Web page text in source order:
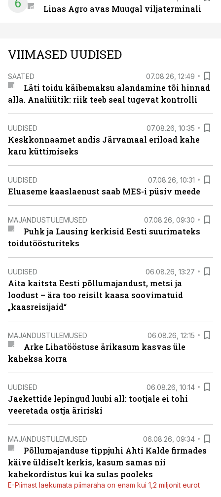
Linas Agro avas Muugal viljaterminali
VIIMASED UUDISED
SAATED 07.08.26, 12:49
Läti toidu käibemaksu alandamine tõi hinnad
alla. Analüütik: riik teeb seal tugevat kontrolli
UUDISED 07.08.26, 10:35
Keskkonnaamet andis Järvamaal eriload kahe
karu küttimiseks
UUDISED 07.08.26, 10:31
Eluaseme kaaslaenust saab MES-i püsiv meede
MAJANDUSTULEMUSED 07.08.26, 09:30
Puhk ja Lausing kerkisid Eesti suurimateks
toidutöösturiteks
UUDISED 06.08.26, 13:27
Aita kaitsta Eesti põllumajandust, metsi ja
loodust – ära too reisilt kaasa soovimatuid
„kaasreisijaid“
MAJANDUSTULEMUSED 06.08.26, 12:15
Arke Lihatööstuse ärikasum kasvas üle
kaheksa korra
UUDISED 06.08.26, 10:14
Jaekettide lepingud luubi all: tootjale ei tohi
veeretada ostja äririski
MAJANDUSTULEMUSED 06.08.26, 09:34
Põllumajanduse tippjuhi Ahti Kalde firmades
käive üldiselt kerkis, kasum samas nii
kahekordistus kui ka sulas pooleks
E-Piimast laekumata piimaraha on enam kui 1,2 miljonit eurot